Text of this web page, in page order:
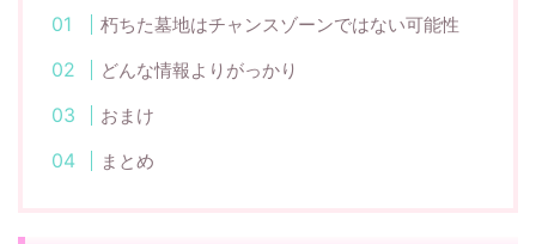
朽ちた墓地はチャンスゾーンではない可能性
どんな情報よりがっかり
おまけ
まとめ